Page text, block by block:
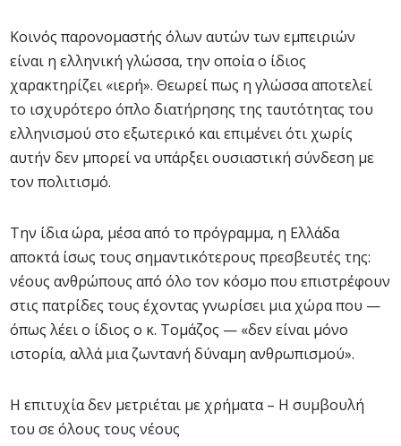
Κοινός παρονομαστής όλων αυτών των εμπειριών
είναι η ελληνική γλώσσα, την οποία ο ίδιος
χαρακτηρίζει «ιερή». Θεωρεί πως η γλώσσα αποτελεί
το ισχυρότερο όπλο διατήρησης της ταυτότητας του
ελληνισμού στο εξωτερικό και επιμένει ότι χωρίς
αυτήν δεν μπορεί να υπάρξει ουσιαστική σύνδεση με
τον πολιτισμό.
Την ίδια ώρα, μέσα από το πρόγραμμα, η Ελλάδα
αποκτά ίσως τους σημαντικότερους πρεσβευτές της:
νέους ανθρώπους από όλο τον κόσμο που επιστρέφουν
στις πατρίδες τους έχοντας γνωρίσει μια χώρα που —
όπως λέει ο ίδιος ο κ. Τομάζος — «δεν είναι μόνο
ιστορία, αλλά μια ζωντανή δύναμη ανθρωπισμού».
Η επιτυχία δεν μετριέται με χρήματα – Η συμβουλή
του σε όλους τους νέους